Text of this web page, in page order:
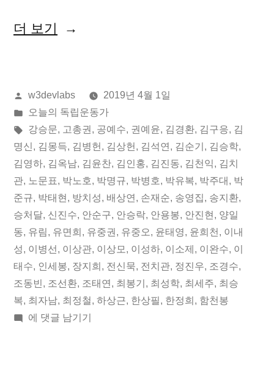
더 보기 “2019
월
01
일
오
늘
의
독
립
운
동
올
린
이:
w3devlabs
2019년 4월 1일
게
시
됨:
오늘의 독립운동가
태
그:
강승문, 고총권 , 공예수, 권예윤, 김경환, 김구응, 김
명신 , 김몽득, 김병헌 , 김상헌 , 김석연 , 김순기 , 김승학,
김영하, 김옥남, 김윤찬, 김인홍, 김진동, 김천익, 김치
관, 노문표, 박노호, 박명규, 박병호, 박유복, 박주대 , 박
준규, 박태현 , 방치성, 배상연 , 손재순, 송영집, 송지환,
승처달, 신진수, 안순구, 안승락, 안용봉, 안진현 , 양일
동, 유림, 유면희 , 유중권 , 유중오, 윤태영, 윤희천 , 이내
성, 이병선 , 이상관, 이상모 , 이성하, 이소제 , 이완수, 이
태수, 인세봉, 장지희 , 전신묵, 전치관, 정진우, 조경수,
조동빈 , 조선환, 조태연 , 최봉기 , 최성학, 최세주, 최승
복, 최자남, 최정철, 하상근, 한상필, 한정희 , 함천봉
2019
에 댓글 남기기